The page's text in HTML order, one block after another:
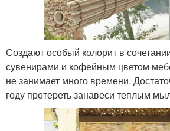
Создают особый колорит в
сувенирами и кофейным цветом
не занимает много времени.
году протереть занавеси теплым